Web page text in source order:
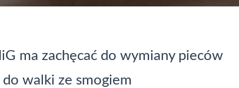
ma zachęcać do wymiany pieców
walki ze smogiem